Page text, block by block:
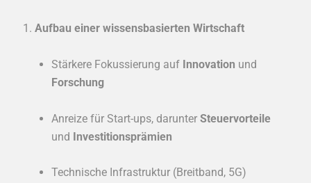
Aufbau einer wissensbasierten Wirtschaft
Stärkere Fokussierung auf Innovation und
Forschung
Anreize für Start-ups, darunter Steuervorteile
und Investitionsprämien
Technische Infrastruktur (Breitband, 5G)